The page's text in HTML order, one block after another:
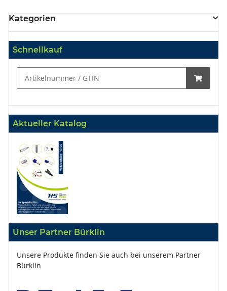
Kategorien
Schnellkauf
Aktueller Katalog
Unser Partner Bürklin
Unsere Produkte finden Sie auch bei unserem Partner
Bürklin